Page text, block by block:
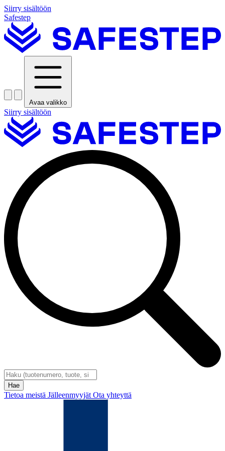
Siirry sisältöön
Safestep
Avaa valikko
Siirry sisältöön
Tietoa meistä Jälleenmyyjät Ota yhteyttä